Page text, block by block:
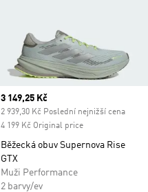
Current price
3 149,25 Kč
2 939,30 Kč Poslední nejnižší cena
4 199 Kč Original price
Běžecká obuv Supernova Rise
GTX
Muži Performance
2 barvy/ev